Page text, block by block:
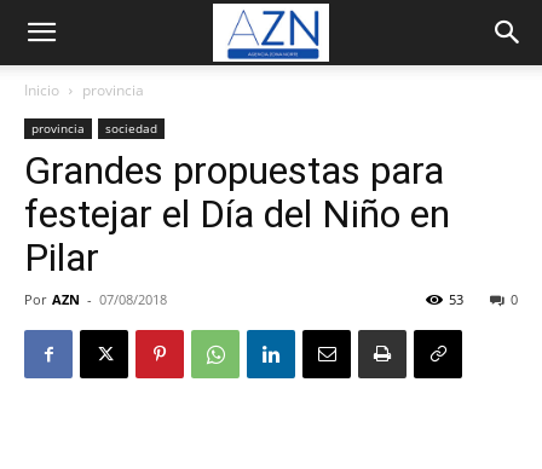
Inicio provincia
provincia sociedad
Grandes propuestas para
festejar el Día del Niño en
Pilar
Por AZN - 07/08/2018 0
53